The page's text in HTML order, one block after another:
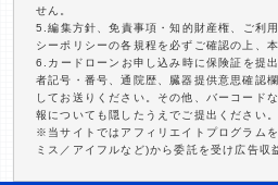
せん。
5.編集方針、免責事項・知的財産権、ご利
シーポリシーの各規程を必ずご確認の上、
6.カードローンお申し込み時に保険証を提
者記号・番号、通院歴、臓器提供意思確認
してお送りください。その他、バーコード
報についても隠したうえでご提出ください。
※当サイトではアフィリエイトプログラム
ミス／アイフルなど)から委託を受け広告収